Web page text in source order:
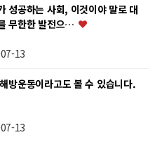
성공하는 사회, 이것이야 말로 대
무한한 발전으…
13
방운동이라고도 볼 수 있습니다.
13